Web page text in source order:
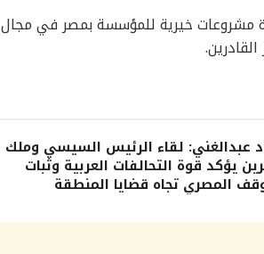
مشروعات خيرية للمؤسسة بمصر في مجال
عبدالغني: لقاء الرئيس السيسي وملك
يؤكد قوة التحالفات العربية وثبات
المصري تجاه قضايا المنطقة